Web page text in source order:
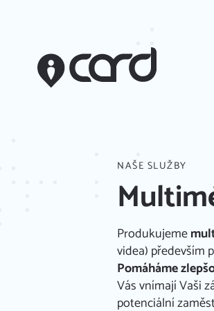
NAŠE SLUŽBY
Produkujeme
videa) především
Pomáháme
Vás vnímají Vaši
potenciální